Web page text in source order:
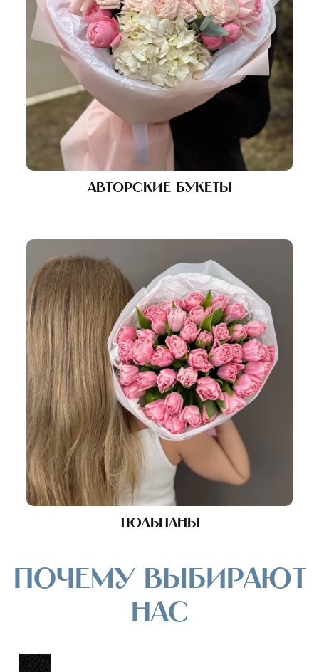
Авторские букеты
Тюльпаны
Почему выбирают
нас